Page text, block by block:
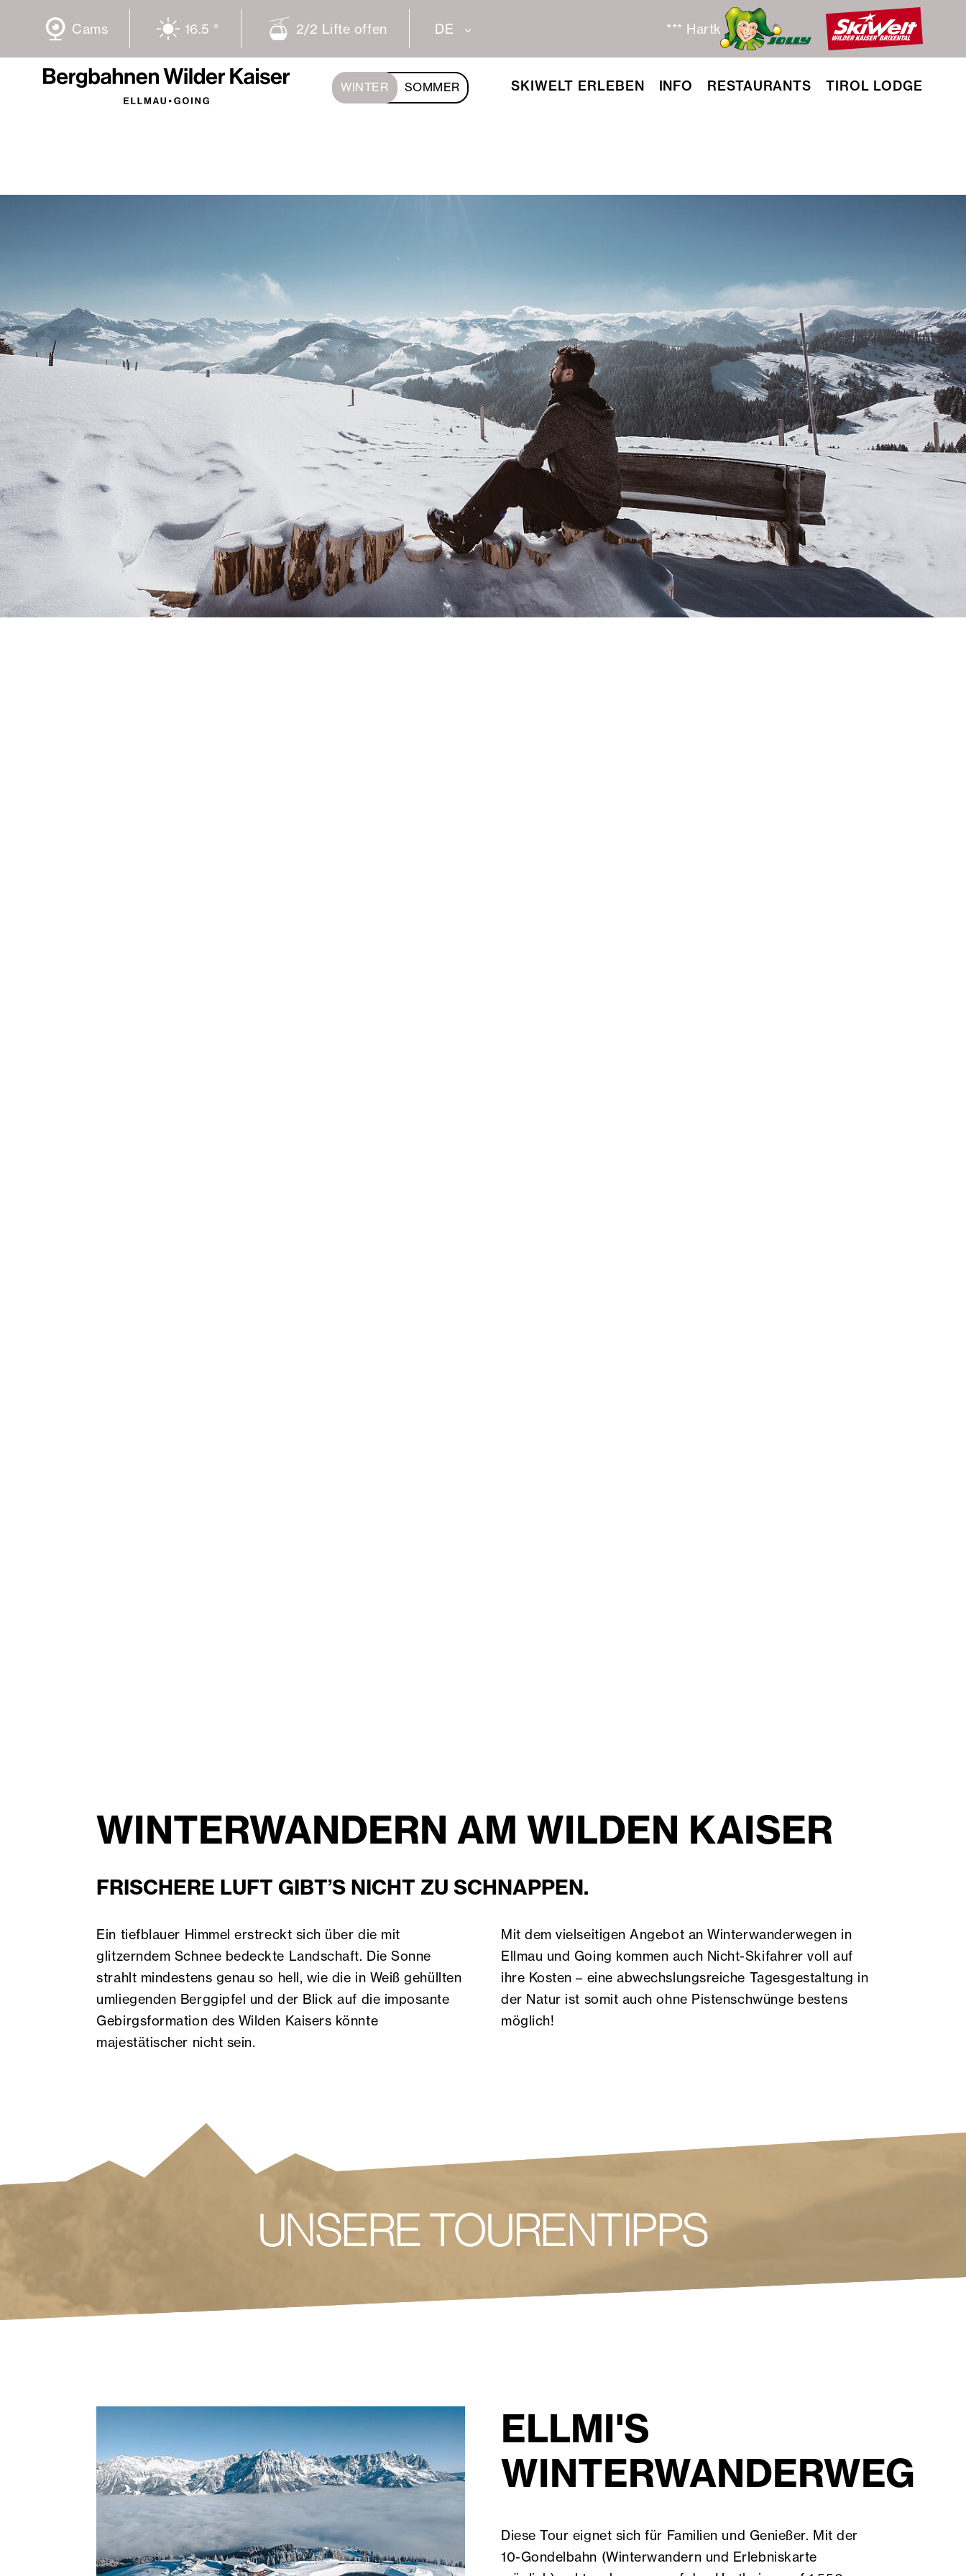
Cams 16.5 ° 2/2 Lifte offen DE *** Hartkaiserbahn & Ellmis Zauberwelt täglich
WINTER SOMMER SKIWELT ERLEBEN INFO RESTAURANTS TIROL LODGE
WINTERWANDERN AM WILDEN KAISER
FRISCHERE LUFT GIBT’S NICHT ZU SCHNAPPEN.
Ein tiefblauer Himmel erstreckt sich über die mit
glitzerndem Schnee bedeckte Landschaft. Die Sonne
strahlt mindestens genau so hell, wie die in Weiß gehüllten
umliegenden Berggipfel und der Blick auf die imposante
Gebirgsformation des Wilden Kaisers könnte
majestätischer nicht sein.
Mit dem vielseitigen Angebot an Winterwanderwegen in
Ellmau und Going kommen auch Nicht-Skifahrer voll auf
ihre Kosten – eine abwechslungsreiche Tagesgestaltung in
der Natur ist somit auch ohne Pistenschwünge bestens
möglich!
UNSERE TOURENTIPPS
ELLMI'S
WINTERWANDERWEG
Diese Tour eignet sich für Familien und Genießer. Mit der
10-Gondelbahn (Winterwandern und Erlebniskarte